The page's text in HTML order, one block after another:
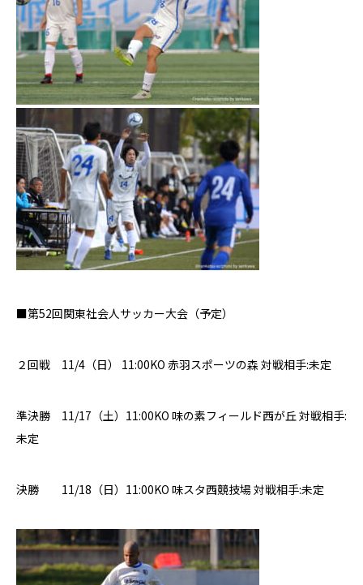
■第52回関東社会人サッカー大会（予定）
２回戦 11/4（日） 11:00KO 赤羽スポーツの森 対戦相手:未定
準決勝 11/17（土）11:00KO 味の素フィールド西が丘対戦相手:
未定
決勝 11/18（日）11:00KO 味スタ西競技場 対戦相手:未定